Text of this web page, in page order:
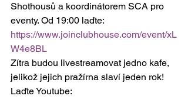
Shothousů a koordinátorem SCA pro
eventy. Od 19:00 laďte:
https://www.joinclubhouse.com/event/xL
W4e8BL
Zítra budou livestreamovat jedno kafe,
jelikož jejich pražírna slaví jeden rok!
Laďte Youtube: